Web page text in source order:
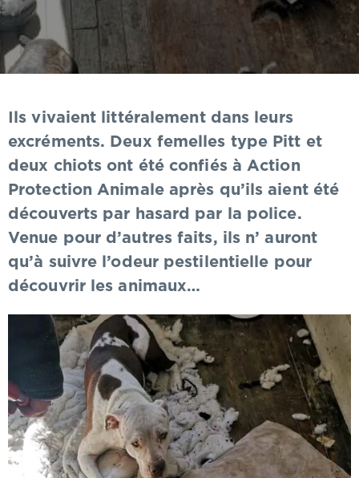
Ils vivaient littéralement dans leurs
excréments. Deux femelles type Pitt et
deux chiots ont été confiés à Action
Protection Animale après qu’ils aient été
découverts par hasard par la police.
Venue pour d’autres faits, ils n’ auront
qu’à suivre l’odeur pestilentielle pour
découvrir les animaux…